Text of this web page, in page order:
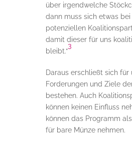
über irgendwelche
dann muss sich etwas bei
potenziellen
damit dieser für uns
bleibt.“
3
Daraus erschließt sich für
Forderungen und Ziele
bestehen. Auch
können keinen Einfluss
können das Programm
für bare Münze nehmen.